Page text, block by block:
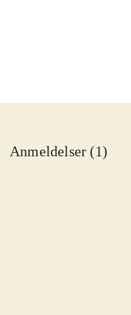
Anmeldelser (1)